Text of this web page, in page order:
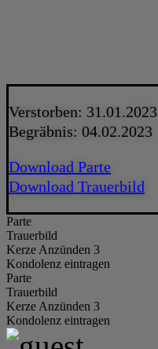
Verstorben: 31.01.2023
Begräbnis: 04.02.2023
Download Parte
Download Trauerbild
Parte
Trauerbild
Kerze Anzünden 3
Kondolenz eintragen
Parte
Trauerbild
Kerze Anzünden 3
Kondolenz eintragen